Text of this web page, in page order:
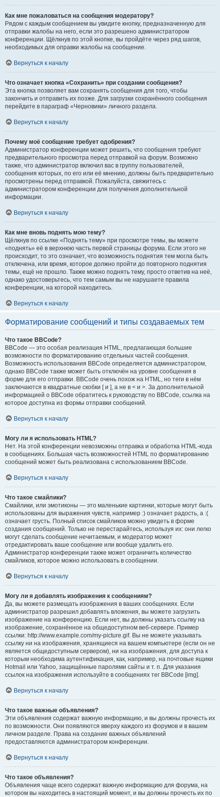
Как мне пожаловаться на сообщения модератору?
Рядом с каждым сообщением вы увидите кнопку, предназначенную для
отправки жалобы на него, если это разрешено администратором
конференции. Щёлкнув по этой кнопке, вы пройдёте через ряд шагов,
необходимых для оправки жалобы на сообщение.
Вернуться к началу
Что означает кнопка «Сохранить» при создании сообщения?
Эта кнопка позволяет вам сохранять сообщения для того, чтобы
закончить и отправить их позже. Для загрузки сохранённого сообщения
перейдите в параграф «Черновики» личного раздела.
Вернуться к началу
Почему моё сообщение требует одобрения?
Администратор конференции может решить, что сообщения требуют
предварительного просмотра перед отправкой на форум. Возможно
также, что администратор включил вас в группу пользователей,
сообщения которых, по его или её мнению, должны быть предварительно
просмотрены перед отправкой. Пожалуйста, свяжитесь с
администратором конференции для получения дополнительной
информации.
Вернуться к началу
Как мне вновь поднять мою тему?
Щёлкнув по ссылке «Поднять тему» при просмотре темы, вы можете
«поднять» её в верхнюю часть первой страницы форума. Если этого не
происходит, то это означает, что возможность поднятия тем могла быть
отключена, или время, которое должно пройти до повторного поднятия
темы, ещё не прошло. Также можно поднять тему, просто ответив на неё,
однако удостоверьтесь, что тем самым вы не нарушаете правила
конференции, на которой находитесь.
Вернуться к началу
Форматирование сообщений и типы создаваемых тем
Что такое BBCode?
BBCode — это особая реализация HTML, предлагающая большие
возможности по форматированию отдельных частей сообщения.
Возможность использования BBCode определяется администратором,
однако BBCode также может быть отключён на уровне сообщения в
форме для его отправки. BBCode очень похож на HTML, но теги в нём
заключаются в квадратные скобки [ и ], а не в < и >. За дополнительной
информацией о BBCode обратитесь к руководству по BBCode, ссылка на
которое доступна из формы отправки сообщений.
Вернуться к началу
Могу ли я использовать HTML?
Нет. На этой конференции невозможны отправка и обработка HTML-кода
в сообщениях. Большая часть возможностей HTML по форматированию
сообщений может быть реализована с использованием BBCode.
Вернуться к началу
Что такое смайлики?
Смайлики, или эмотиконы — это маленькие картинки, которые могут быть
использованы для выражения чувств, например :) означает радость, а :(
означает грусть. Полный список смайликов можно увидеть в форме
создания сообщений. Только не перестарайтесь, используя их: они легко
могут сделать сообщение нечитаемым, и модератор может
отредактировать ваше сообщение или вообще удалить его.
Администратор конференции также может ограничить количество
смайликов, которое можно использовать в сообщении.
Вернуться к началу
Могу ли я добавлять изображения к сообщениям?
Да, вы можете размещать изображения в ваших сообщениях. Если
администратор разрешил добавлять вложения, вы можете загрузить
изображение на конференцию. Если нет, вы должны указать ссылку на
изображение, сохранённое на общедоступном веб-сервере. Пример
ссылки: http://www.example.com/my-picture.gif. Вы не можете указывать
ссылку ни на изображения, хранящиеся на вашем компьютере (если он не
является общедоступным сервером), ни на изображения, для доступа к
которым необходима аутентификация, как, например, на почтовые ящики
Hotmail или Yahoo, защищённые паролями сайты и т. п. Для указания
ссылок на изображения используйте в сообщениях тег BBCode [img].
Вернуться к началу
Что такое важные объявления?
Эти объявления содержат важную информацию, и вы должны прочесть их
по возможности. Они появляются вверху каждого из форумов и в вашем
личном разделе. Права на создание важных объявлений
предоставляются администратором конференции.
Вернуться к началу
Что такое объявления?
Объявления чаще всего содержат важную информацию для форума, на
котором вы находитесь в настоящий момент, и вы должны прочесть их по